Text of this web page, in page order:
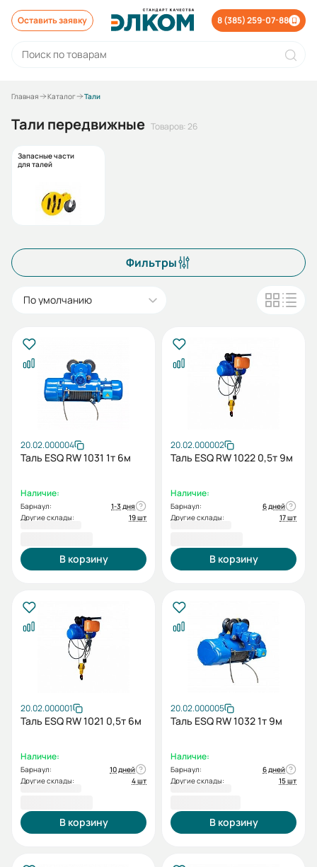
Оставить заявку 8 (385) 259-07-88
Главная Каталог Тали
Тали передвижные Товаров: 26
Запасные части
для талей
Фильтры
По умолчанию
20.02.000004
Таль ESQ RW 1031 1т 6м
Наличие:
Барнаул:
1-3 дня
Другие склады:
19 шт
В корзину
20.02.000002
Таль ESQ RW 1022 0,5т 9м
Наличие:
Барнаул:
6 дней
Другие склады:
17 шт
В корзину
20.02.000001
Таль ESQ RW 1021 0,5т 6м
Наличие:
Барнаул:
10 дней
Другие склады:
4 шт
В корзину
20.02.000005
Таль ESQ RW 1032 1т 9м
Наличие:
Барнаул:
6 дней
Другие склады:
15 шт
В корзину